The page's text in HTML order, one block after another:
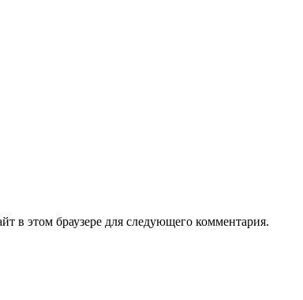
в этом браузере для следующего комментария.